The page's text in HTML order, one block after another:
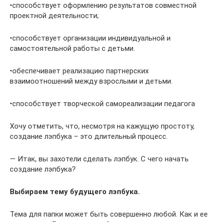
•способствует оформлению результатов совместной
проектной деятельности;
•способствует организации индивидуальной и
самостоятельной работы с детьми.
•обеспечивает реализацию партнерских
взаимоотношений между взрослыми и детьми.
•способствует творческой самореализации педагога
Хочу отметить, что, несмотря на кажущую простоту,
создание лэпбука – это длительный процесс.
— Итак, вы захотели сделать лэпбук. С чего начать
создание лэпбука?
Выбираем тему будущего лэпбука.
Тема для папки может быть совершенно любой. Как и ее